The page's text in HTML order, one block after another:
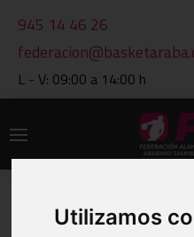
Utilizamos
945 14 46 26
L - V: 09:00 a 14:00 h